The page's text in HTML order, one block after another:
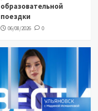
образовательной
поездки
06/08/2026 0